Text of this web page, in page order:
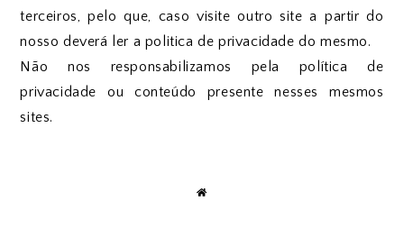
terceiros, pelo que, caso visite outro site a partir do
nosso deverá ler a politica de privacidade do mesmo.
Não nos responsabilizamos pela política de
privacidade ou conteúdo presente nesses mesmos
sites.